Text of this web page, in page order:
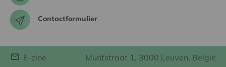
Contactformulier
E-zine
Muntstraat 1, 3000 Leuven, België